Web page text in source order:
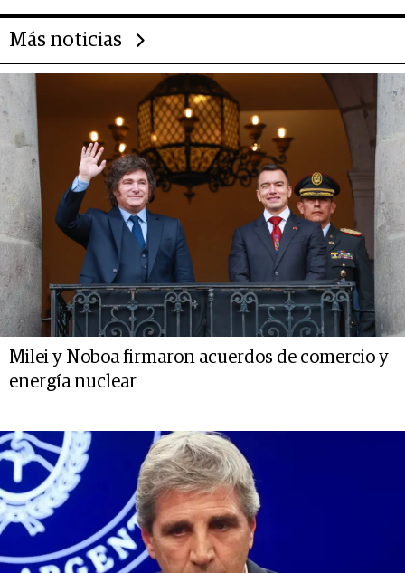
Más noticias
Milei y Noboa firmaron acuerdos de comercio y
energía nuclear